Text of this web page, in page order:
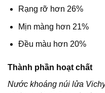
Rạng rỡ hơn 26%
Mịn màng hơn 21%
Đều màu hơn 20%
Thành phần hoạt chất
Nước khoáng núi lửa